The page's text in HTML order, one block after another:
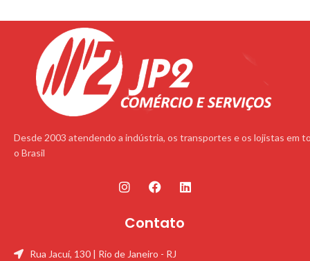
Desde 2003 atendendo a indústria, os transportes e os lojistas em
o Brasil
Contato
Rua Jacuí, 130 | Rio de Janeiro - RJ